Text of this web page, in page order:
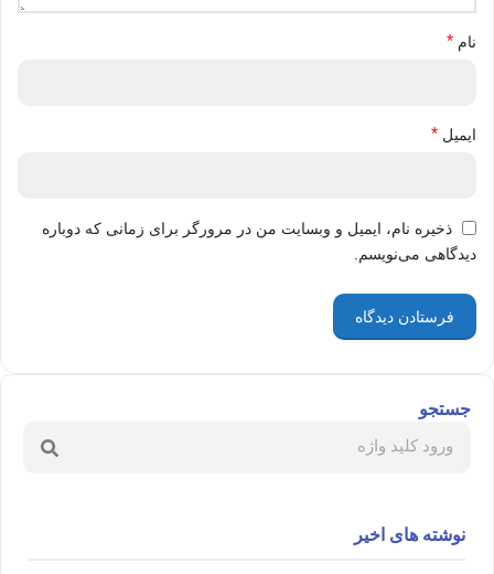
نام *
ایمیل *
ذخیره نام، ایمیل و وبسایت من در مرورگر برای زمانی که دوباره
دیدگاهی می‌نویسم.
جستجو
نوشته های اخیر